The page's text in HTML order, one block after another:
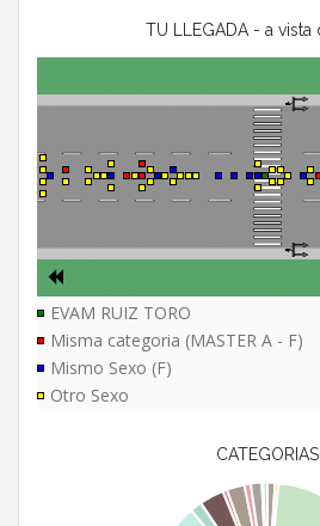
TU LLEGADA - a vista
EVAM RUIZ TORO
Misma categoria (MASTER A - F)
Mismo Sexo (F)
Otro Sexo
CATEGORIAS